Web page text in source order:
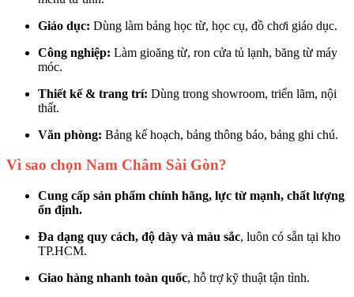
Giáo dục: Dùng làm bảng học từ, học cụ, đồ chơi giáo dục.
Công nghiệp: Làm gioăng từ, ron cửa tủ lạnh, băng từ máy
móc.
Thiết kế & trang trí: Dùng trong showroom, triển lãm, nội
thất.
Văn phòng: Bảng kế hoạch, bảng thông báo, bảng ghi chú.
Vì sao chọn Nam Châm Sài Gòn?
Cung cấp sản phẩm chính hãng, lực từ mạnh, chất lượng
ổn định.
Đa dạng quy cách, độ dày và màu sắc, luôn có sẵn tại kho
TP.HCM.
Giao hàng nhanh toàn quốc, hỗ trợ kỹ thuật tận tình.